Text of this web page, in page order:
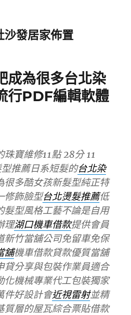
沙發居家佈置
成為很多台北染
行PDF編輯軟體
寶維修11點 28分 11
推薦日系短髮的台北染
很多酷女孩新髮型純正特
修飾臉型台北燙髮推薦低
髮型風格工藝不論是自用
理湖口機車借款提供會員
新竹當舖公司免留車免保
舖機車借款貸款優質當舖
貸分享與包裝作業員適合
化機械專業代工包裝獨家
件好設計會近視雷射並精
質層的屋瓦綜合票貼借款